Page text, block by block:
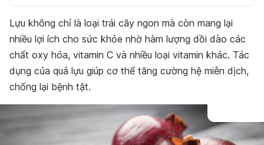
Lựu không chỉ là loại trái cây ngon mà còn mang lại
nhiều lợi ích cho sức khỏe nhờ hàm lượng dồi dào các
chất oxy hóa, vitamin C và nhiều loại vitamin khác. Tác
dụng của quả lựu giúp cơ thể tăng cường hệ miễn dịch,
chống lại bệnh tật.